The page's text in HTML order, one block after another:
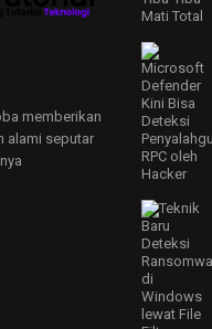
memberikan
alami seputar